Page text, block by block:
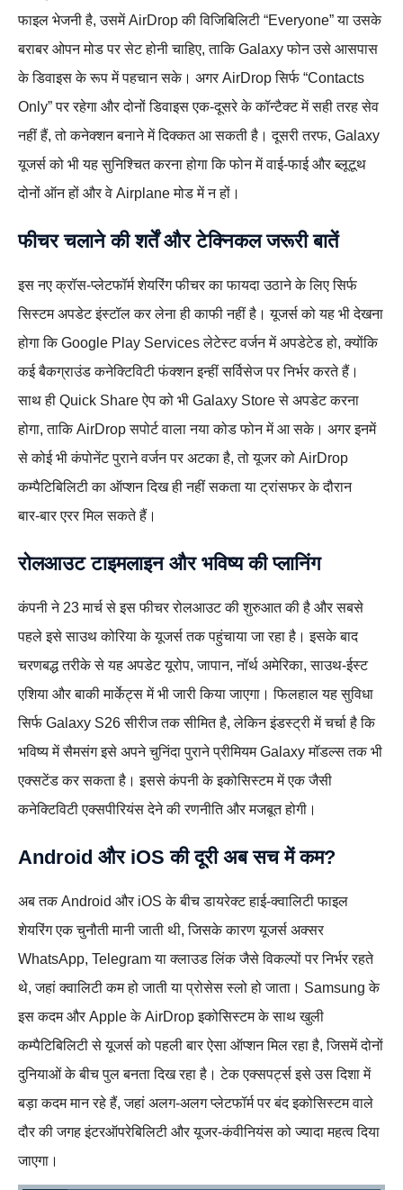
फाइल भेजनी है, उसमें AirDrop की विजिबिलिटी “Everyone” या उसके
बराबर ओपन मोड पर सेट होनी चाहिए, ताकि Galaxy फोन उसे आसपास
के डिवाइस के रूप में पहचान सके। अगर AirDrop सिर्फ “Contacts
Only” पर रहेगा और दोनों डिवाइस एक‑दूसरे के कॉन्टैक्ट में सही तरह सेव
नहीं हैं, तो कनेक्शन बनाने में दिक्कत आ सकती है। दूसरी तरफ, Galaxy
यूजर्स को भी यह सुनिश्चित करना होगा कि फोन में वाई‑फाई और ब्लूटूथ
दोनों ऑन हों और वे Airplane मोड में न हों।
फीचर चलाने की शर्तें और टेक्निकल जरूरी बातें
इस नए क्रॉस‑प्लेटफॉर्म शेयरिंग फीचर का फायदा उठाने के लिए सिर्फ
सिस्टम अपडेट इंस्टॉल कर लेना ही काफी नहीं है। यूजर्स को यह भी देखना
होगा कि Google Play Services लेटेस्ट वर्जन में अपडेटेड हो, क्योंकि
कई बैकग्राउंड कनेक्टिविटी फंक्शन इन्हीं सर्विसेज पर निर्भर करते हैं।
साथ ही Quick Share ऐप को भी Galaxy Store से अपडेट करना
होगा, ताकि AirDrop सपोर्ट वाला नया कोड फोन में आ सके। अगर इनमें
से कोई भी कंपोनेंट पुराने वर्जन पर अटका है, तो यूजर को AirDrop
कम्पैटिबिलिटी का ऑप्शन दिख ही नहीं सकता या ट्रांसफर के दौरान
बार‑बार एरर मिल सकते हैं।
रोलआउट टाइमलाइन और भविष्य की प्लानिंग
कंपनी ने 23 मार्च से इस फीचर रोलआउट की शुरुआत की है और सबसे
पहले इसे साउथ कोरिया के यूजर्स तक पहुंचाया जा रहा है। इसके बाद
चरणबद्ध तरीके से यह अपडेट यूरोप, जापान, नॉर्थ अमेरिका, साउथ‑ईस्ट
एशिया और बाकी मार्केट्स में भी जारी किया जाएगा। फिलहाल यह सुविधा
सिर्फ Galaxy S26 सीरीज तक सीमित है, लेकिन इंडस्ट्री में चर्चा है कि
भविष्य में सैमसंग इसे अपने चुनिंदा पुराने प्रीमियम Galaxy मॉडल्स तक भी
एक्सटेंड कर सकता है। इससे कंपनी के इकोसिस्टम में एक जैसी
कनेक्टिविटी एक्सपीरियंस देने की रणनीति और मजबूत होगी।
Android और iOS की दूरी अब सच में कम?
अब तक Android और iOS के बीच डायरेक्ट हाई‑क्वालिटी फाइल
शेयरिंग एक चुनौती मानी जाती थी, जिसके कारण यूजर्स अक्सर
WhatsApp, Telegram या क्लाउड लिंक जैसे विकल्पों पर निर्भर रहते
थे, जहां क्वालिटी कम हो जाती या प्रोसेस स्लो हो जाता। Samsung के
इस कदम और Apple के AirDrop इकोसिस्टम के साथ खुली
कम्पैटिबिलिटी से यूजर्स को पहली बार ऐसा ऑप्शन मिल रहा है, जिसमें दोनों
दुनियाओं के बीच पुल बनता दिख रहा है। टेक एक्सपर्ट्स इसे उस दिशा में
बड़ा कदम मान रहे हैं, जहां अलग‑अलग प्लेटफॉर्म पर बंद इकोसिस्टम वाले
दौर की जगह इंटरऑपरेबिलिटी और यूजर‑कंवीनियंस को ज्यादा महत्व दिया
जाएगा।